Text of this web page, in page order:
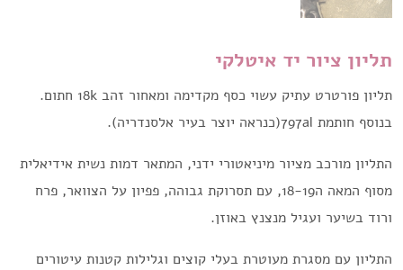
תליון ציור יד איטלקי
תליון פורטרט עתיק עשוי כסף מקדימה ומאחור זהב 18k חתום.
בנוסף חותמת 797al(כנראה יוצר בעיר אלסנדריה).
התליון מורכב מציור מיניאטורי ידני, המתאר דמות נשית אידיאלית
מסוף המאה ה18-19, עם תסרוקת גבוהה, פפיון על הצוואר, פרח
ורוד בשיער ועגיל מנצנץ באוזן.
התליון עם מסגרת מעוטרת בעלי קוצים וגלילות קטנות עיטורים